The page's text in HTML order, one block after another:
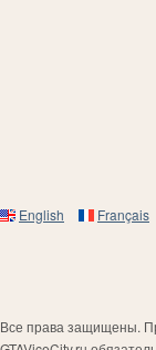
English Français
Все права защищены.